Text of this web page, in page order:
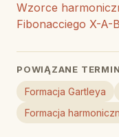
Wzorce
Fibonacciego X-A-
POWIĄZANE
Formacja Gartleya
Formacja